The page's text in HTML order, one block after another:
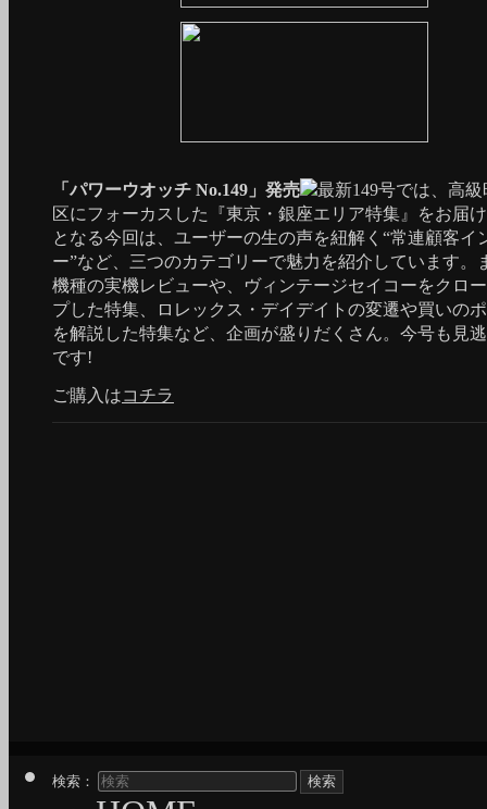
「パワーウオッチ No.149」発売
最新149号では、高
区にフォーカスした『東京・銀座エリア特集』をお届
となる今回は、ユーザーの生の声を紐解く“常連顧客イ
ー”など、三つのカテゴリーで魅力を紹介しています。
機種の実機レビューや、ヴィンテージセイコーをクロ
プした特集、ロレックス・デイデイトの変遷や買いの
を解説した特集など、企画が盛りだくさん。今号も見
です!
ご購入はコチラ
検索：